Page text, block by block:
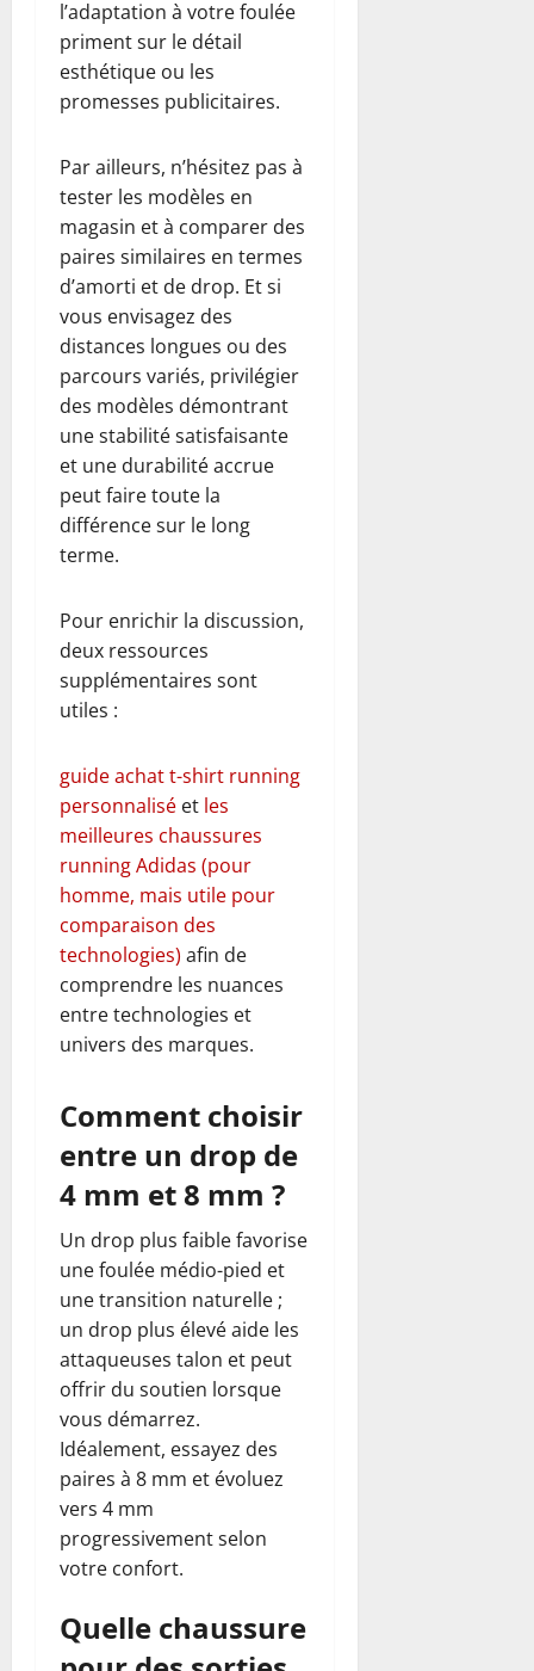
l’adaptation à votre foulée
priment sur le détail
esthétique ou les
promesses publicitaires.
Par ailleurs, n’hésitez pas à
tester les modèles en
magasin et à comparer des
paires similaires en termes
d’amorti et de drop. Et si
vous envisagez des
distances longues ou des
parcours variés, privilégier
des modèles démontrant
une stabilité satisfaisante
et une durabilité accrue
peut faire toute la
différence sur le long
terme.
Pour enrichir la discussion,
deux ressources
supplémentaires sont
utiles :
guide achat t-shirt running
personnalisé et les
meilleures chaussures
running Adidas (pour
homme, mais utile pour
comparaison des
technologies) afin de
comprendre les nuances
entre technologies et
univers des marques.
Comment choisir
entre un drop de
4 mm et 8 mm ?
Un drop plus faible favorise
une foulée médio-pied et
une transition naturelle ;
un drop plus élevé aide les
attaqueuses talon et peut
offrir du soutien lorsque
vous démarrez.
Idéalement, essayez des
paires à 8 mm et évoluez
vers 4 mm
progressivement selon
votre confort.
Quelle chaussure